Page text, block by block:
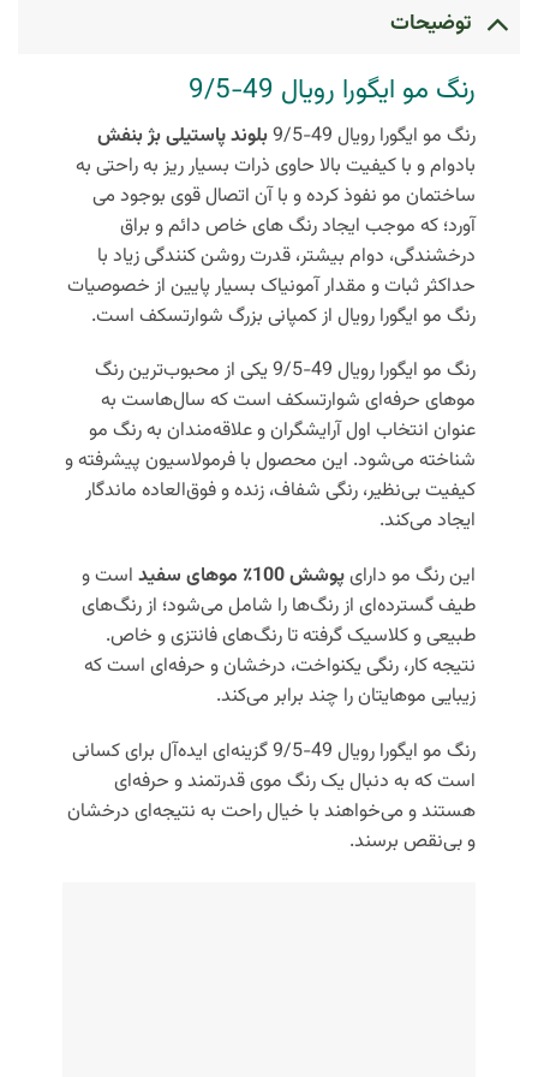
توضیحات
رنگ مو ایگورا رویال 49-9/5
رنگ مو ایگورا رویال 49-9/5
بلوند پاستیلی بژ بنفش
بادوام و با کیفیت بالا حاوی ذرات بسیار ریز به راحتی به
ساختمان مو نفوذ کرده و با آن اتصال قوی بوجود می
آورد؛ که موجب ایجاد رنگ های خاص دائم و براق
درخشندگی، دوام بیشتر، قدرت روشن کنندگی زیاد با
حداکثر ثبات و مقدار آمونیاک بسیار پایین از خصوصیات
رنگ مو ایگورا رویال از کمپانی بزرگ شوارتسکف است.
رنگ مو ایگورا رویال 49-9/5 یکی از محبوب‌ترین رنگ
موهای حرفه‌ای شوارتسکف است که سال‌هاست به
عنوان انتخاب اول آرایشگران و علاقه‌مندان به رنگ مو
شناخته می‌شود. این محصول با فرمولاسیون پیشرفته و
کیفیت بی‌نظیر، رنگی شفاف، زنده و فوق‌العاده ماندگار
ایجاد می‌کند.
این رنگ مو دارایپوشش 100٪ موهای سفید
است و
طیف گسترده‌ای از رنگ‌ها را شامل می‌شود؛ از رنگ‌های
طبیعی و کلاسیک گرفته تا رنگ‌های فانتزی و خاص.
نتیجه کار، رنگی یکنواخت، درخشان و حرفه‌ای است که
زیبایی موهایتان را چند برابر می‌کند.
رنگ مو ایگورا رویال 49-9/5 گزینه‌ای ایده‌آل برای کسانی
است که به دنبال یک رنگ موی قدرتمند و حرفه‌ای
هستند و می‌خواهند با خیال راحت به نتیجه‌ای درخشان
و بی‌نقص برسند.